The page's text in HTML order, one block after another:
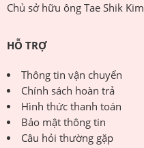
Chủ sở hữu ông Tae Shik Kim
HỖ TRỢ
Thông tin vận chuyển
Chính sách hoàn trả
Hình thức thanh toán
Bảo mật thông tin
Câu hỏi thường gặp